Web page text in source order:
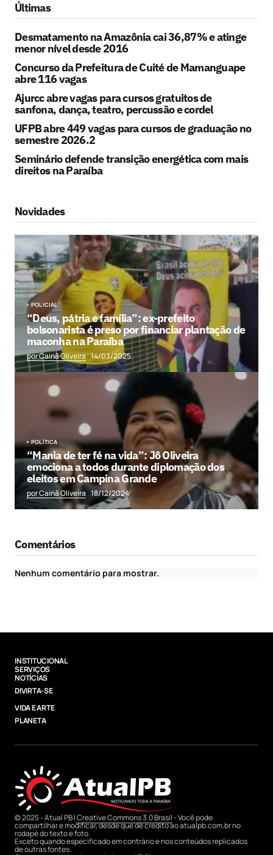
Últimas
Desmatamento na Amazônia cai 36,87% e atinge
menor nível desde 2016
Concurso da Prefeitura de Cuité de Mamanguape
abre 116 vagas
Ajurcc abre vagas para cursos gratuitos de
sanfona, dança, teatro, percussão e cordel
UFPB abre 449 vagas para cursos de graduação no
semestre 2026.2
Seminário defende transição energética com mais
direitos na Paraíba
Novidades
POLICIAL
“Deus, pátria e família”: ex-prefeito
bolsonarista é preso por financiar plantação de
maconha na Paraíba
por Cainã Oliveira 14/03/2025
POLÍTICA
“Mania de ter fé na vida”: Jô Oliveira
emociona a todos durante diplomação dos
eleitos em Campina Grande
por Cainã Oliveira 18/12/2024
Comentários
Nenhum comentário para mostrar.
INSTITUCIONAL
SERVIÇOS
NOTÍCIAS
DIVIRTA-SE
VIDA E ARTE
PLANETA
© 2025 - Atual PB |Creative Commons 3.0 Brasil- Você pode
compartilhar e modificar, desde que dê credito ao atualpb.com.br no
rodapé do texto e foto.
Exceto quando especificado em contrário e nos conteúdos replicados
de outras fontes.